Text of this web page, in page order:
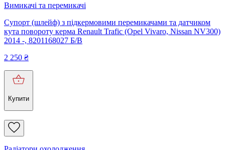
Вимикачі та перемикачі
Супорт (шлейф) з підкермовими перемикачами та датчиком
кута повороту керма Renault Trafic (Opel Vivaro, Nissan NV300)
2014 -, 8201168027 Б/В
2 250 ₴
Купити